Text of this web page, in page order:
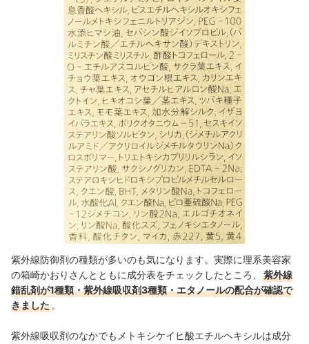
紫外線防御剤の種類が多いのも気になります。実際に理系美容家
の箱崎かおりさんとともに成分表をチェックしたところ、
紫外線
錯乱剤が1種類・紫外線吸収剤3種類・エタノールの配合が確認で
きました 。
紫外線吸収剤のなかでもメトキシケイヒ酸エチルヘキシルは成分